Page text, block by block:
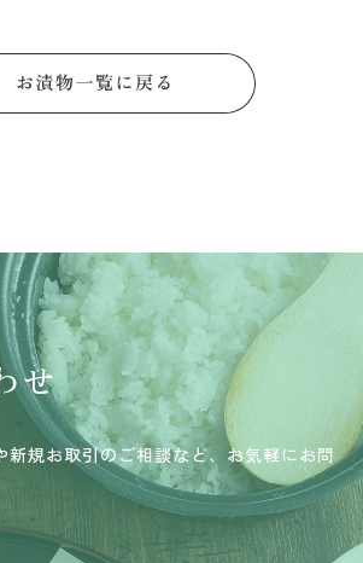
せ
新規お取引のご相談など、お気軽にお問